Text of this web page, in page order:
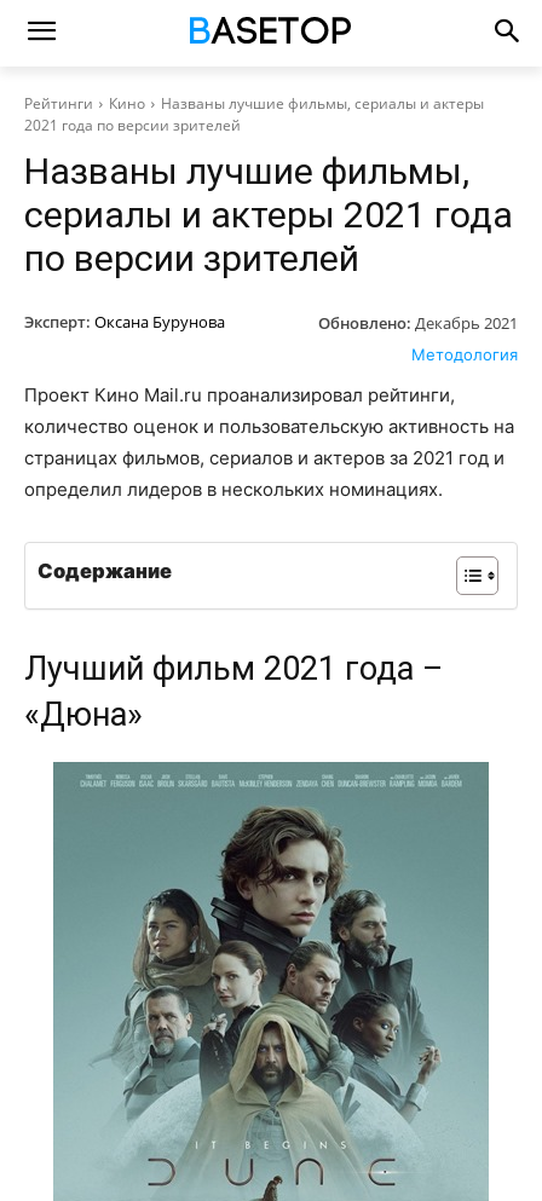
Рейтинги Кино
Названы лучшие фильмы, сериалы и актеры
2021 года по версии зрителей
Названы лучшие фильмы,
сериалы и актеры 2021 года
по версии зрителей
Эксперт: Оксана Бурунова Обновлено: Декабрь 2021
Методология
Проект Кино Mail.ru проанализировал рейтинги,
количество оценок и пользовательскую активность на
страницах фильмов, сериалов и актеров за 2021 год и
определил лидеров в нескольких номинациях.
Содержание
Лучший фильм 2021 года –
«Дюна»